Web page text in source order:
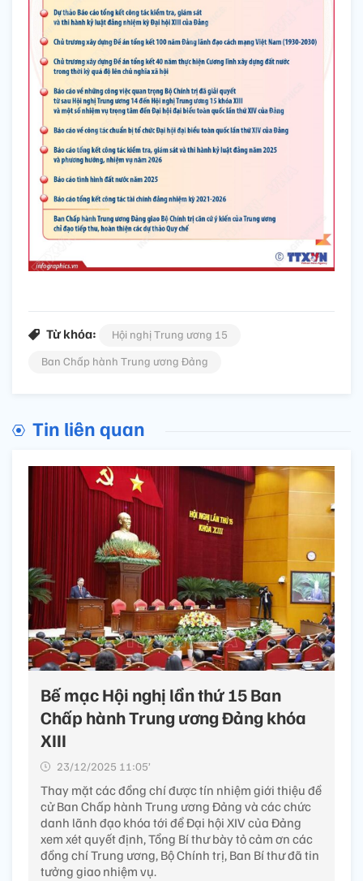
Từ khóa:
Hội nghị Trung ương 15
Ban Chấp hành Trung ương Đảng
Tin liên quan
Bế mạc Hội nghị lần thứ 15 Ban
Chấp hành Trung ương Đảng khóa
XIII
23/12/2025 11:05’
Thay mặt các đồng chí được tín nhiệm giới thiệu đề
cử Ban Chấp hành Trung ương Đảng và các chức
danh lãnh đạo khóa tới để Đại hội XIV của Đảng
xem xét quyết định, Tổng Bí thư bày tỏ cảm ơn các
đồng chí Trung ương, Bộ Chính trị, Ban Bí thư đã tin
tưởng giao nhiệm vụ.